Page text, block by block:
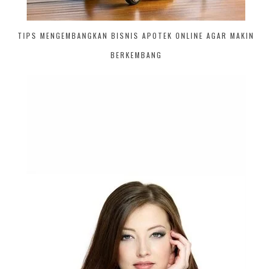
TIPS MENGEMBANGKAN BISNIS APOTEK ONLINE AGAR MAKIN
BERKEMBANG